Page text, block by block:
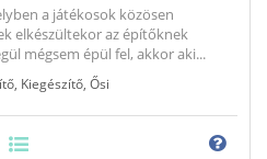
a játékosok közösen
elkészültekor az építőknek
mégsem épül fel, akkor aki...
, Kiegészítő, Ősi